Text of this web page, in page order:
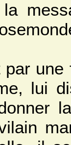
par
lui